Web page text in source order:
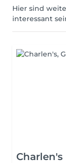
Hier sind
interessant
Charlen's